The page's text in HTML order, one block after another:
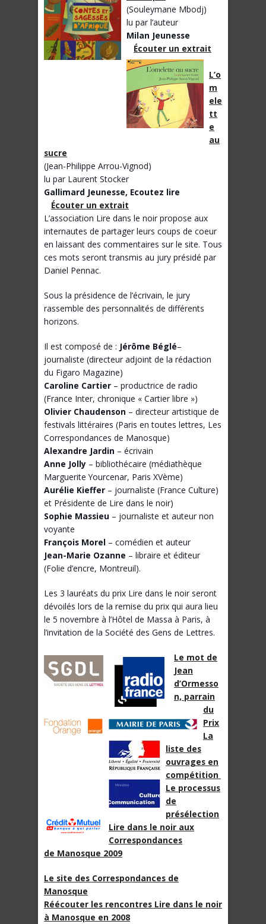
(Souleymane Mbodj)
lu par l’auteur
Milan Jeunesse
Écouter un extrait
L’o
m
ele
tt
e
au
sucre
(Jean-Philippe Arrou-Vignod)
lu par Laurent Stocker
Gallimard Jeunesse, Ecoutez lire
Écouter un extrait
L’association Lire dans le noir propose aux
internautes de partager leurs coups de coeur
en laissant des commentaires sur le site. Tous
ces mots seront transmis au jury présidé par
Daniel Pennac.
Sous la présidence de l’écrivain, le jury
rassemble des personnalités de différents
horizons.
Il est composé de : Jérôme Béglé–
journaliste (directeur adjoint de la rédaction
du Figaro Magazine)
Caroline Cartier – productrice de radio
(France Inter, chronique « Cartier libre »)
Olivier Chaudenson – directeur artistique de
festivals littéraires (Paris en toutes lettres, Les
Correspondances de Manosque)
Alexandre Jardin – écrivain
Anne Jolly – bibliothécaire (médiathèque
Marguerite Yourcenar, Paris XVème)
Aurélie Kieffer – journaliste (France Culture)
et Présidente de Lire dans le noir)
Sophie Massieu – journaliste et auteur non
voyante
François Morel – comédien et auteur
Jean-Marie Ozanne – libraire et éditeur
(Folie d’encre, Montreuil).
Les 3 lauréats du prix Lire dans le noir seront
dévoilés lors de la remise du prix qui aura lieu
le 5 novembre à l’Hôtel de Massa à Paris, à
l’invitation de la Société des Gens de Lettres.
Le mot de
Jean
d’Ormesso
n, parrain
du
Prix
La
liste des
ouvrages en
compétition
Le processus
de
présélection
Lire dans le noir aux
Correspondances
de Manosque 2009
Le site des Correspondances de
Manosque
Réécouter les rencontres Lire dans le noir
à Manosque en 2008